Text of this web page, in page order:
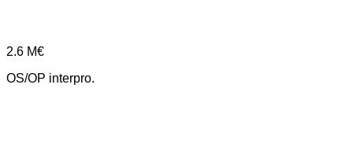
2.6 M€
OS/OP interpro.